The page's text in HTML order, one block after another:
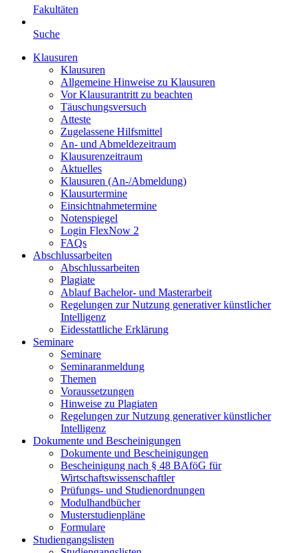
Fakultäten
Suche
Klausuren
Klausuren
Allgemeine Hinweise zu Klausuren
Vor Klausurantritt zu beachten
Täuschungsversuch
Atteste
Zugelassene Hilfsmittel
An- und Abmeldezeitraum
Klausurenzeitraum
Aktuelles
Klausuren (An-/Abmeldung)
Klausurtermine
Einsichtnahmetermine
Notenspiegel
Login FlexNow 2
FAQs
Abschlussarbeiten
Abschlussarbeiten
Plagiate
Ablauf Bachelor- und Masterarbeit
Regelungen zur Nutzung generativer künstlicher
Intelligenz
Eidesstattliche Erklärung
Seminare
Seminare
Seminaranmeldung
Themen
Voraussetzungen
Hinweise zu Plagiaten
Regelungen zur Nutzung generativer künstlicher
Intelligenz
Dokumente und Bescheinigungen
Dokumente und Bescheinigungen
Bescheinigung nach § 48 BAföG für
Wirtschaftswissenschaftler
Prüfungs- und Studienordnungen
Modulhandbücher
Musterstudienpläne
Formulare
Studiengangslisten